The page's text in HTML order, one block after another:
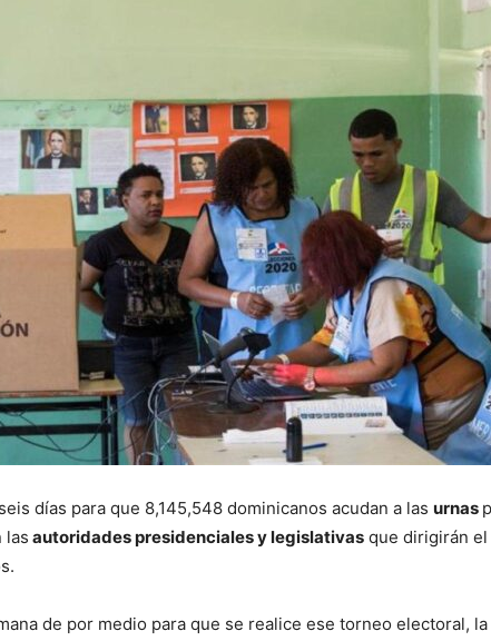
días para que 8,145,548 dominicanos acudan a las urnas
las autoridades presidenciales y legislativas que dirigirán
de por medio para que se realice ese torneo electoral, la